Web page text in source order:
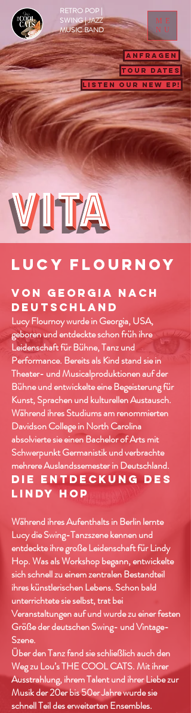
ME
NU
RETRO POP |
SWING | JAZZ
MUSIC BAND
ANFRAGEN
TOUR DATES
LISTEN OUR NEW EP!
Lucy Flournoy
Von Georgia nach
Deutschland
Lucy Flournoy wurde in Georgia, USA,
geboren und entdeckte schon früh ihre
Leidenschaft für Bühne, Tanz und
Performance. Bereits als Kind stand sie in
Theater- und Musicalproduktionen auf der
Bühne und entwickelte eine Begeisterung für
Kunst, Sprachen und kulturellen Austausch.
Während ihres Studiums am renommierten
Davidson College in North Carolina
absolvierte sie einen Bachelor of Arts mit
Schwerpunkt Germanistik und verbrachte
mehrere Auslandssemester in Deutschland.
Die Entdeckung des
Lindy Hop
Während ihres Aufenthalts in Berlin lernte
Lucy die Swing-Tanzszene kennen und
entdeckte ihre große Leidenschaft für Lindy
Hop. Was als Workshop begann, entwickelte
sich schnell zu einem zentralen Bestandteil
ihres künstlerischen Lebens. Schon bald
unterrichtete sie selbst, trat bei
Veranstaltungen auf und wurde zu einer festen
Größe der deutschen Swing- und Vintage-
Szene.
Über den Tanz fand sie schließlich auch den
Weg zu Lou’s THE COOL CATS. Mit ihrer
Ausstrahlung, ihrem Talent und ihrer Liebe zur
Musik der 20er bis 50er Jahre wurde sie
schnell Teil des erweiterten Ensembles.